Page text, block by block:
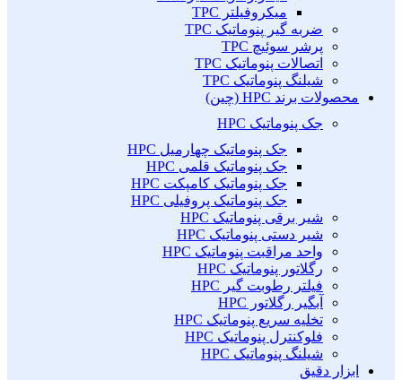
میکروفیلتر TPC
ضربه گیر پنوماتیک TPC
پرشر سوئیچ TPC
اتصالات پنوماتیک TPC
شیلنگ پنوماتیک TPC
محصولات برند HPC (چین)
جک پنوماتیک HPC
جک پنوماتیک چهارمیل HPC
جک پنوماتیک قلمی HPC
جک پنوماتیک کامپکت HPC
جک پنوماتیک پروفیلی HPC
شیر برقی پنوماتیک HPC
شیر دستی پنوماتیک HPC
واحد مراقبت پنوماتیک HPC
رگلاتور پنوماتیک HPC
فیلتر رطوبت گیر HPC
آبگیر رگلاتور HPC
تخلیه سریع پنوماتیک HPC
فلوکنترل پنوماتیک HPC
شیلنگ پنوماتیک HPC
ابزار دقیق